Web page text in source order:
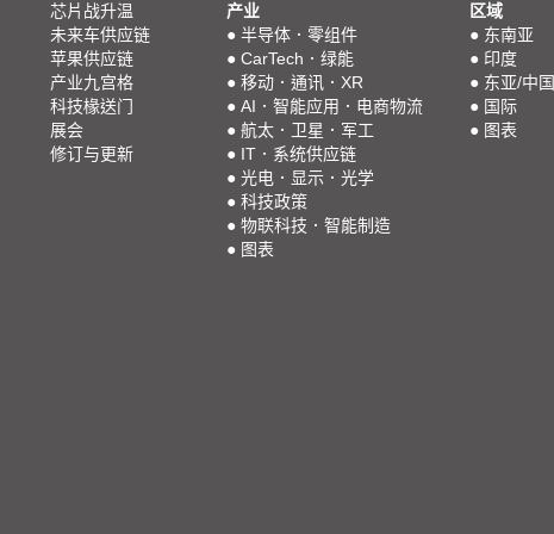
芯片战升温
未来车供应链
苹果供应链
产业九宫格
科技椽送门
展会
修订与更新
产业
● 半导体．零组件
● CarTech．绿能
● 移动．通讯．XR
● AI．智能应用．电商物流
● 航太．卫星．军工
● IT．系统供应链
● 光电．显示．光学
● 科技政策
● 物联科技．智能制造
● 图表
区域
● 东南亚
● 印度
● 东亚/中国
● 国际
● 图表